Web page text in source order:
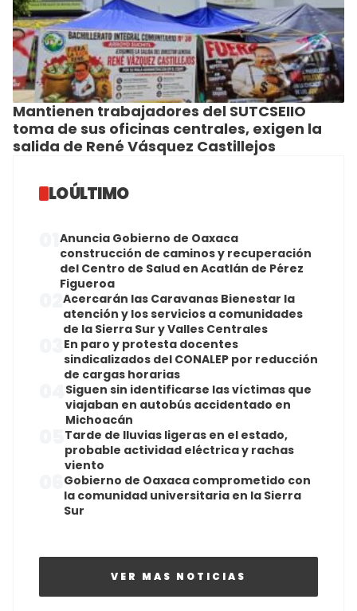
Mantienen trabajadores del SUTCSEIIO
toma de sus oficinas centrales, exigen la
salida de René Vásquez Castillejos
LO ÚLTIMO
Anuncia Gobierno de Oaxaca
construcción de caminos y recuperación
del Centro de Salud en Acatlán de Pérez
Figueroa
Acercarán las Caravanas Bienestar la
atención y los servicios a comunidades
de la Sierra Sur y Valles Centrales
En paro y protesta docentes
sindicalizados del CONALEP por reducción
de cargas horarias
Siguen sin identificarse las víctimas que
viajaban en autobús accidentado en
Michoacán
Tarde de lluvias ligeras en el estado,
probable actividad eléctrica y rachas
viento
Gobierno de Oaxaca comprometido con
la comunidad universitaria en la Sierra
Sur
VER MAS NOTICIAS